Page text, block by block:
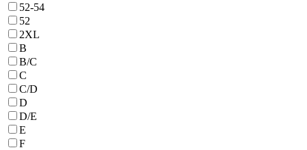
52-54
52
2XL
B
B/С
C
C/D
D
D/E
E
F